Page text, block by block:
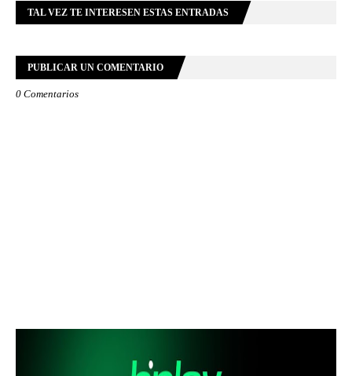
TAL VEZ TE INTERESEN ESTAS ENTRADAS
PUBLICAR UN COMENTARIO
0 Comentarios